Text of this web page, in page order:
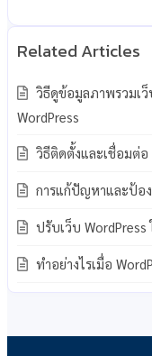
วิธีดูข้อมูลภาพรวมเ
WordPress
วิธีติดตั้งและเชื่อมต่
การแก้ปัญหาและป้อ
ปรับเว็บ
ทำอย่างไรเมื่อ